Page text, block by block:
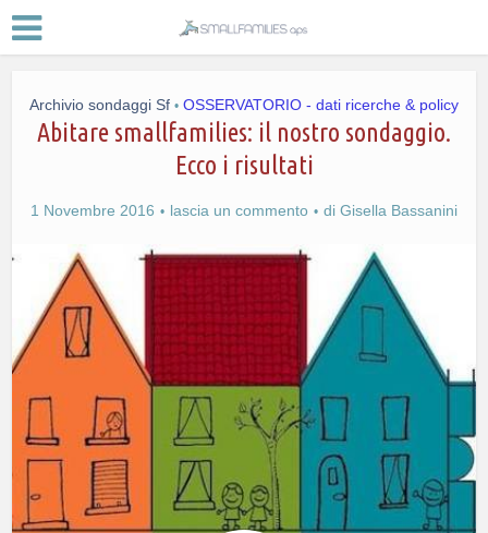
Archivio sondaggi Sf • OSSERVATORIO - dati ricerche & policy
Abitare smallfamilies: il nostro sondaggio.
Ecco i risultati
1 Novembre 2016 lascia un commento di Gisella Bassanini